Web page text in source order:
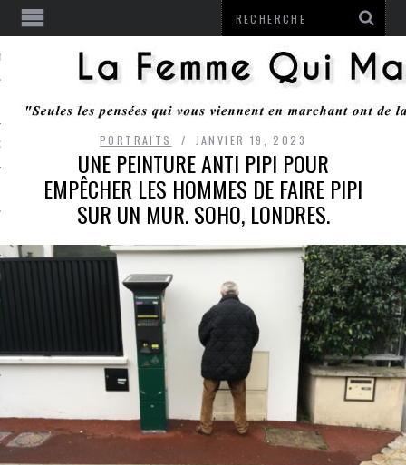
RESTER
ARCACHON
PORTRAITS JANVIER 19, 2023
UNE PEINTURE ANTI PIPI POUR
EMPÊCHER LES HOMMES DE FAIRE PIPI
SUR UN MUR. SOHO, LONDRES.